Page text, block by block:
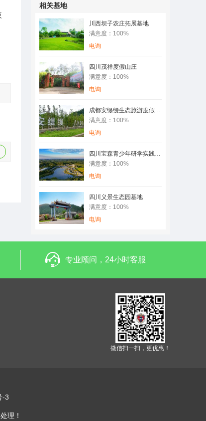
相关基地
川西坝子农庄拓展基地
满意度：100%
电询
四川茂祥度假山庄
满意度：100%
电询
成都安缇缦生态旅游度假基地
满意度：100%
电询
四川宝森青少年研学实践教育基地
满意度：100%
电询
四川义景生态园基地
满意度：100%
电询
专业顾问，24小时客服
微信扫一扫，更优惠！
-3
理！